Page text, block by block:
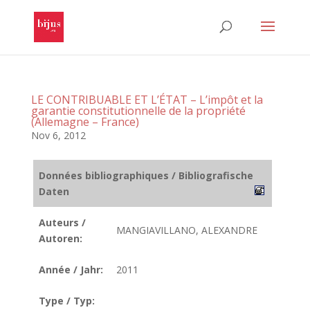
LE CONTRIBUABLE ET L’ÉTAT – L’impôt et la
garantie constitutionnelle de la propriété
(Allemagne – France)
Nov 6, 2012
Données bibliographiques / Bibliografische
Daten
Auteurs /
Autoren:
MANGIAVILLANO, ALEXANDRE
Année / Jahr: 2011
Type / Typ: